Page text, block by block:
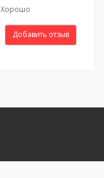
Хорошо
Добавить отзыв